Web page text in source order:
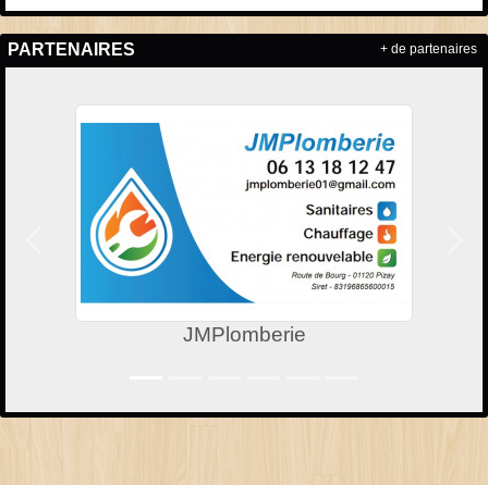
PARTENAIRES
JMPlomberie
Précedent
+ de partenaires